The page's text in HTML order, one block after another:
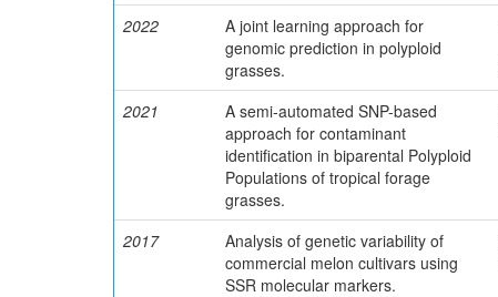
2022
A joint learning approach for
genomic prediction in polyploid
grasses.
2021
A semi-automated SNP-based
approach for contaminant
identification in biparental Polyploid
Populations of tropical forage
grasses.
2017
Analysis of genetic variability of
commercial melon cultivars using
SSR molecular markers.